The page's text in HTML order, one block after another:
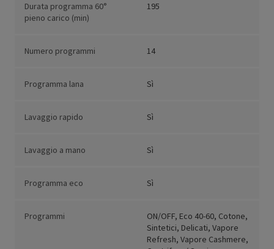
Durata programma 60°
pieno carico (min)
195
Numero programmi 14
Programma lana Sì
Lavaggio rapido Sì
Lavaggio a mano Sì
Programma eco Sì
Programmi
ON/OFF, Eco 40-60, Cotone,
Sintetici, Delicati, Vapore
Refresh, Vapore Cashmere,